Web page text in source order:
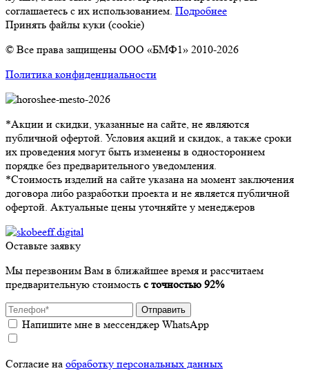
соглашаетесь с их использованием. Подробнее
Принять файлы куки (cookie)
© Все права защищены ООО «БМФ1» 2010-2026
Политика конфиденциальности
*Акции и скидки, указанные на сайте, не являются
публичной офертой. Условия акций и скидок, а также сроки
их проведения могут быть изменены в одностороннем
порядке без предварительного уведомления.
*Стоимость изделий на сайте указана на момент заключения
договора либо разработки проекта и не является публичной
офертой. Актуальные цены уточняйте у менеджеров
Оставьте заявку
Мы перезвоним Вам в ближайшее время и рассчитаем
предварительную стоимость с точностью 92%
Отправить
Напишите мне в мессенджер WhatsApp
Согласие на обработку персональных данных